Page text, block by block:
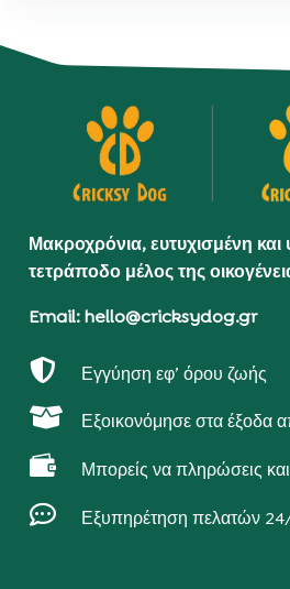
Μακροχρόνια, ευτυχισμένη και
τετράποδο μέλος της
Email: hello@cricksydog.gr
 Εγγύηση εφ’ όρου ζωής
 Εξοικονόμησε στα έξοδα
 Μπορείς να πληρώσεις
 Εξυπηρέτηση πελατών